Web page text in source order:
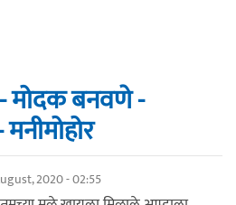
- मोदक बनवणे -
2020 - 02:55